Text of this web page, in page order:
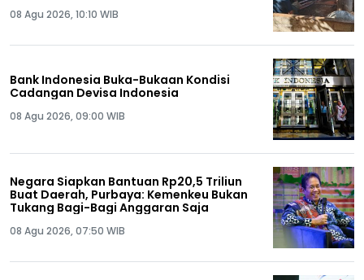
08 Agu 2026, 10:10 WIB
Bank Indonesia Buka-Bukaan Kondisi
Cadangan Devisa Indonesia
08 Agu 2026, 09:00 WIB
Negara Siapkan Bantuan Rp20,5 Triliun
Buat Daerah, Purbaya: Kemenkeu Bukan
Tukang Bagi-Bagi Anggaran Saja
08 Agu 2026, 07:50 WIB